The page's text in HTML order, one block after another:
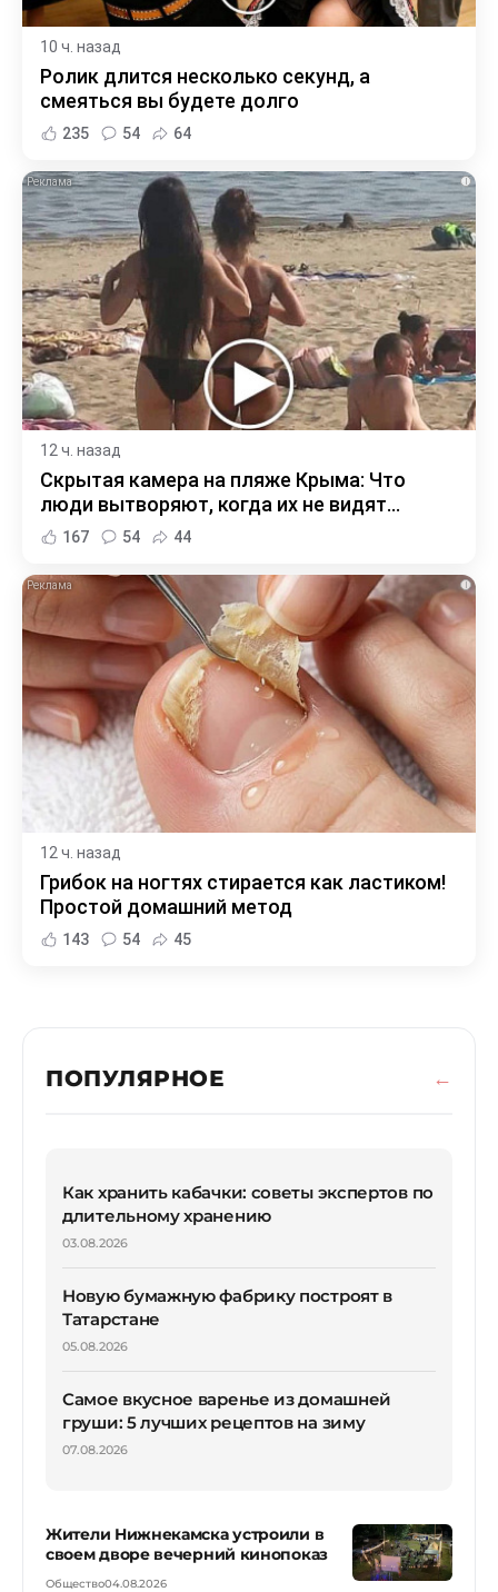
10 ч. назад
Ролик длится несколько секунд, а
смеяться вы будете долго
235 54 64
i
12 ч. назад
Скрытая камера на пляже Крыма: Что
люди вытворяют, когда их не видят...
167 54 44
i
12 ч. назад
Грибок на ногтях стирается как ластиком!
Простой домашний метод
143 54 45
ПОПУЛЯРНОЕ
Как хранить кабачки: советы экспертов по
длительному хранению
03.08.2026
Новую бумажную фабрику построят в
Татарстане
05.08.2026
Самое вкусное варенье из домашней
груши: 5 лучших рецептов на зиму
07.08.2026
Жители Нижнекамска устроили в
своем дворе вечерний кинопоказ
Общество04.08.2026